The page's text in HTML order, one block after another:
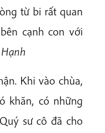
từ bi rất quan
cạnh con với
Khi vào chùa,
khăn, có những
sư cô đã cho